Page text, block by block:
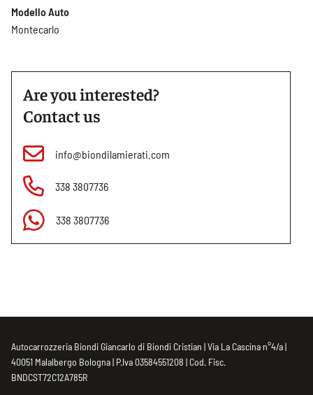
Modello Auto
Montecarlo
Are you interested?
Contact us
info@biondilamierati.com
338 3807736
338 3807736
Autocarrozzeria Biondi Giancarlo di Biondi Cristian | Via La Cascina n°4/a |
40051 Malalbergo Bologna | P.Iva 03584551208 | Cod. Fisc.
BNDCST72C12A785R